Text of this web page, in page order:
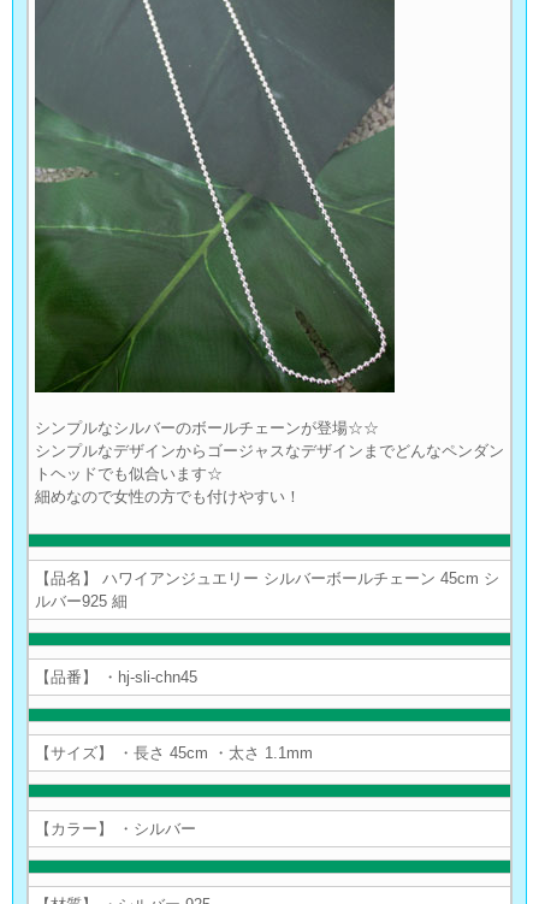
シンプルなシルバーのボールチェーンが登場☆☆
シンプルなデザインからゴージャスなデザインまでどんなペンダン
トヘッドでも似合います☆
細めなので女性の方でも付けやすい！
【品名】 ハワイアンジュエリー シルバーボールチェーン 45cm シ
ルバー925 細
【品番】 ・hj-sli-chn45
【サイズ】 ・長さ 45cm ・太さ 1.1mm
【カラー】 ・シルバー